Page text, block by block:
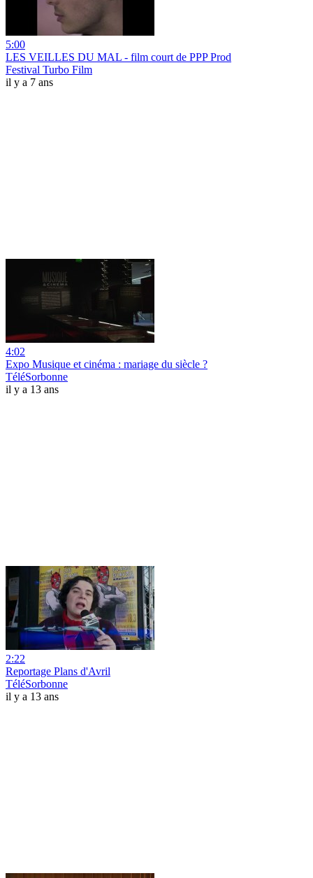
5:00
LES VEILLES DU MAL - film court de PPP Prod
Festival Turbo Film
il y a 7 ans
4:02
Expo Musique et cinéma : mariage du siècle ?
TéléSorbonne
il y a 13 ans
2:22
Reportage Plans d'Avril
TéléSorbonne
il y a 13 ans